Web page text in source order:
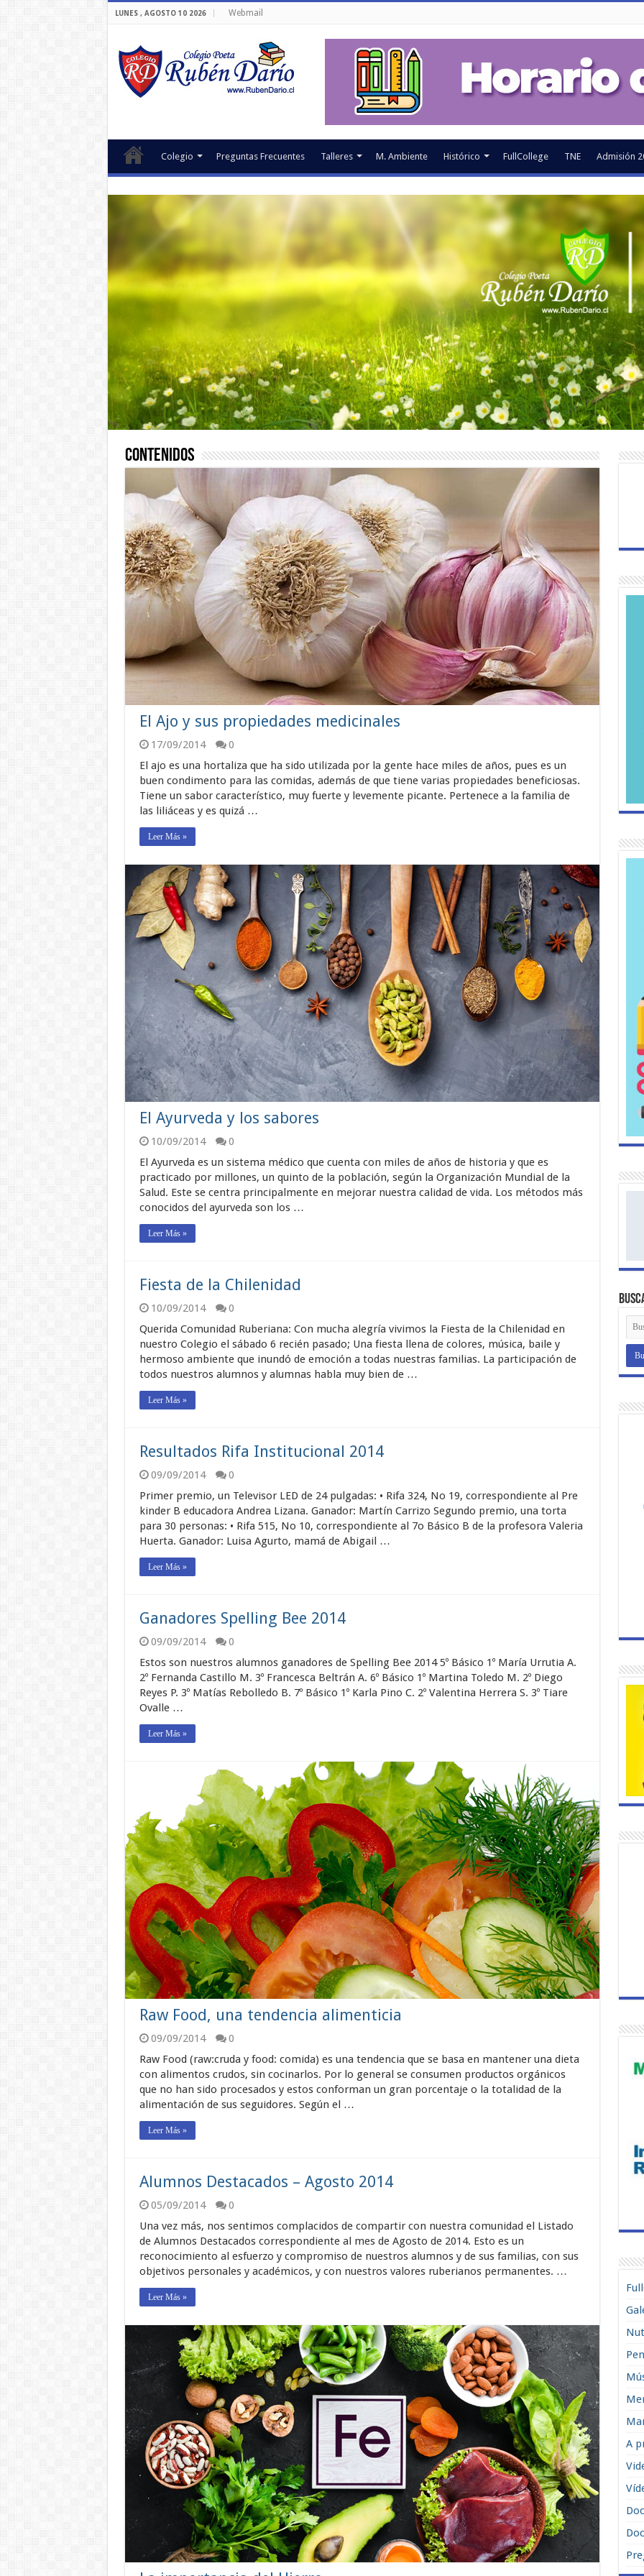
LUNES , AGOSTO 10 2026 Webmail
Colegio Preguntas Frecuentes Talleres M. Ambiente Histórico FullCollege TNE Admisión
Contenidos
El Ajo y sus propiedades medicinales
17/09/2014
0
El ajo es una hortaliza que ha sido utilizada por la gente hace miles de años, pues es un
buen condimento para las comidas, además de que tiene varias propiedades beneficiosas.
Tiene un sabor característico, muy fuerte y levemente picante. Pertenece a la familia de
las liliáceas y es quizá …
Leer Más »
El Ayurveda y los sabores
10/09/2014
0
El Ayurveda es un sistema médico que cuenta con miles de años de historia y que es
practicado por millones, un quinto de la población, según la Organización Mundial de la
Salud. Este se centra principalmente en mejorar nuestra calidad de vida. Los métodos más
conocidos del ayurveda son los …
Leer Más »
Fiesta de la Chilenidad
10/09/2014
0
Querida Comunidad Ruberiana: Con mucha alegría vivimos la Fiesta de la Chilenidad en
nuestro Colegio el sábado 6 recién pasado; Una fiesta llena de colores, música, baile y
hermoso ambiente que inundó de emoción a todas nuestras familias. La participación de
todos nuestros alumnos y alumnas habla muy bien de …
Leer Más »
Resultados Rifa Institucional 2014
09/09/2014
0
Primer premio, un Televisor LED de 24 pulgadas: • Rifa 324, No 19, correspondiente al Pre
kinder B educadora Andrea Lizana. Ganador: Martín Carrizo Segundo premio, una torta
para 30 personas: • Rifa 515, No 10, correspondiente al 7o Básico B de la profesora Valeria
Huerta. Ganador: Luisa Agurto, mamá de Abigail …
Leer Más »
Ganadores Spelling Bee 2014
09/09/2014
0
Estos son nuestros alumnos ganadores de Spelling Bee 2014 5º Básico 1º María Urrutia A.
2º Fernanda Castillo M. 3º Francesca Beltrán A. 6º Básico 1º Martina Toledo M. 2º Diego
Reyes P. 3º Matías Rebolledo B. 7º Básico 1º Karla Pino C. 2º Valentina Herrera S. 3º Tiare
Ovalle …
Leer Más »
Raw Food, una tendencia alimenticia
09/09/2014
0
Raw Food (raw:cruda y food: comida) es una tendencia que se basa en mantener una dieta
con alimentos crudos, sin cocinarlos. Por lo general se consumen productos orgánicos
que no han sido procesados y estos conforman un gran porcentaje o la totalidad de la
alimentación de sus seguidores. Según el …
Leer Más »
Alumnos Destacados – Agosto 2014
05/09/2014
0
Una vez más, nos sentimos complacidos de compartir con nuestra comunidad el Listado
de Alumnos Destacados correspondiente al mes de Agosto de 2014. Esto es un
reconocimiento al esfuerzo y compromiso de nuestros alumnos y de sus familias, con sus
objetivos personales y académicos, y con nuestros valores ruberianos permanentes. …
Leer Más »
A